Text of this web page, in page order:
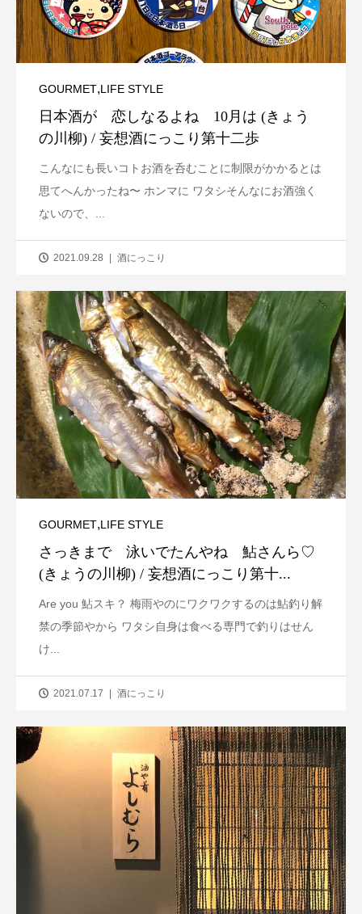
GOURMET,LIFE STYLE
日本酒が 恋しなるよね 10月は (きょう
の川柳) / 妄想酒にっこり第十二歩
こんなにも長いコトお酒を呑むことに制限がかかるとは
思てへんかったね〜 ホンマに ワタシそんなにお酒強く
ないので、...
2021.09.28 酒にっこり
GOURMET,LIFE STYLE
さっきまで 泳いでたんやね 鮎さんら♡
(きょうの川柳) / 妄想酒にっこり第十...
Are you 鮎スキ？ 梅雨やのにワクワクするのは鮎釣り解
禁の季節やから ワタシ自身は食べる専門で釣りはせん
け...
2021.07.17 酒にっこり